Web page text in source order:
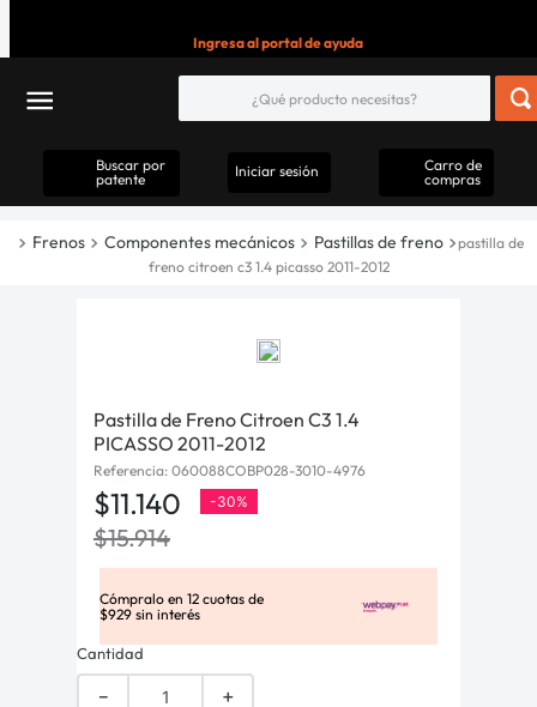
Ingresa al portal de ayuda
Buscar por
patente
Iniciar sesión
Carro de
compras
Frenos Componentes mecánicos Pastillas de freno
pastilla de
freno citroen c3 1.4 picasso 2011-2012
Pastilla de Freno Citroen C3 1.4
PICASSO 2011-2012
Referencia: 060088COBP028-3010-4976
$11.140 -30%
$15.914
Cómpralo en 12 cuotas de
$929 sin interés
Cantidad
＋
－